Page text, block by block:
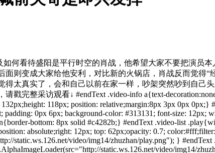
何看待盛阳是平行时空的肖战，他希望大家不要把演员
则变成大家给他安利，对比新的火锅店，肖战反而觉得
太真实了，会和自己以前在家一样，吵架突然吵到自己
完整采访观看↓ #endText .video-info a{text-
118px; position: relative;margin:8px 3px 0px 0px;}
0px 6px; background-color: #313131; font-size: 12px;
bottom: 8px solid #c4282b;} #endText .video-list
absolute;right: 12px; top: 62px;opacity: 0.7;
static.ws.126.net/video/img14/zhuzhan/play.png"); }
static.ws.126.net/video/img14/